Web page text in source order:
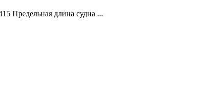
Предельная длина судна ...